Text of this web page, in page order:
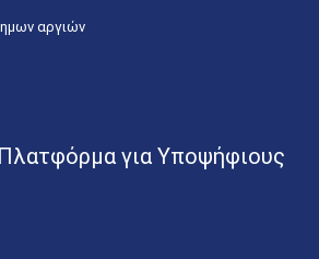
αργιών
για Υποψήφιους